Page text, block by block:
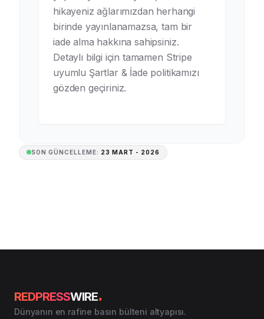
hikayeniz ağlarımızdan herhangi
birinde yayınlanamazsa, tam bir
iade alma hakkına sahipsiniz.
Detaylı bilgi için tamamen Stripe
uyumlu Şartlar & İade politikamızı
gözden geçiriniz.
SON GÜNCELLEME: 23 MART - 2026
REDPRESSWIRE.
Dünyanın en rafine basın bülteni altyapısı.